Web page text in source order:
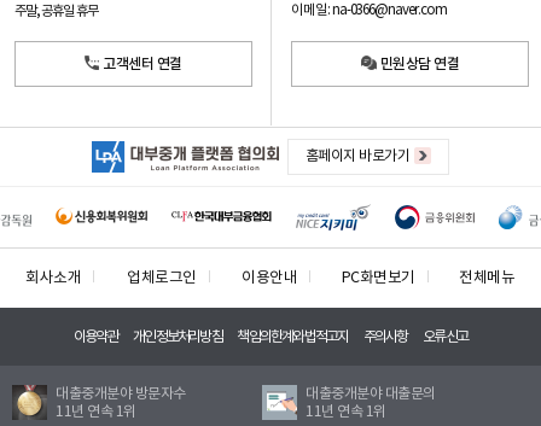
주말, 공휴일 휴무
고객센터 연결
이메일: na-0366@naver.com
민원상담 연결
홈페이지 바로가기
회사소개 업체로그인 이용안내 PC화면보기 전체메뉴
이용약관 개인정보처리방침 책임의한계와법적고지 주의사항 오류신고
대출중개분야 방문자수
11년 연속 1위
대출중개분야 대출문의
11년 연속 1위